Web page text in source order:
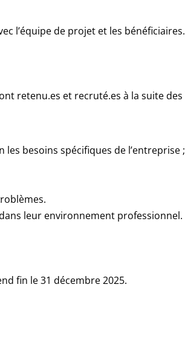
l’équipe de projet et les bénéficiaires.
retenu.es et recruté.es à la suite
besoins spécifiques de l’entreprise ;
leur environnement professionnel.
fin le 31 décembre 2025.